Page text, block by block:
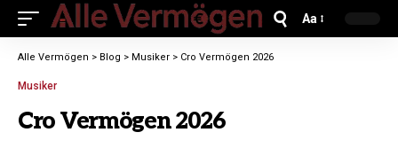
Aa
Alle Vermögen > Blog > Musiker > Cro Vermögen 2026
Musiker
Cro Vermögen 2026